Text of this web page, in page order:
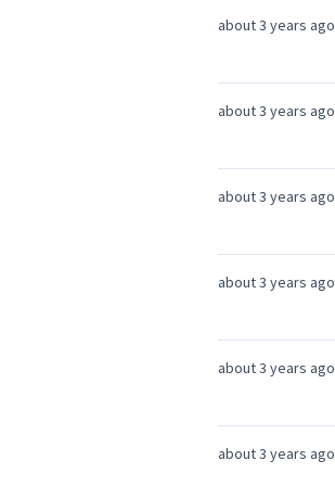
about 3 years ago
about 3 years ago
about 3 years ago
about 3 years ago
about 3 years ago
about 3 years ago